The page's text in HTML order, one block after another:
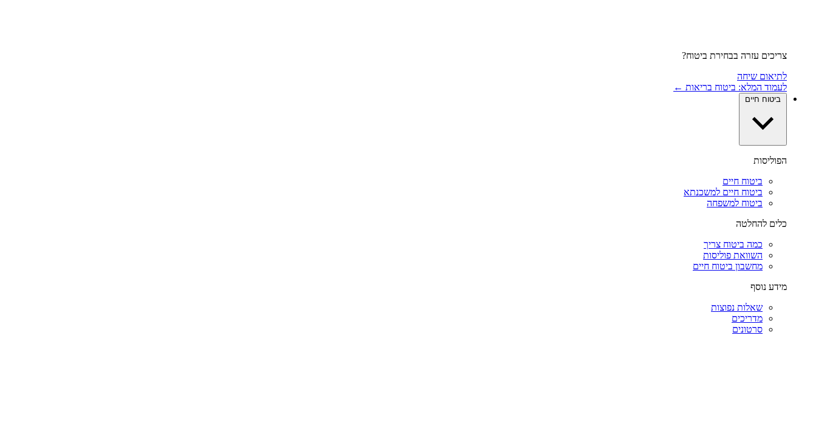
צריכים עזרה בבחירת ביטוח?
לתיאום שיחה
לעמוד המלא: ביטוח בריאות ←
ביטוח חיים
הפוליסות
ביטוח חיים
ביטוח חיים למשכנתא
ביטוח למשפחה
כלים להחלטה
כמה ביטוח צריך
השוואת פוליסות
מחשבון ביטוח חיים
מידע נוסף
שאלות נפוצות
מדריכים
סרטונים